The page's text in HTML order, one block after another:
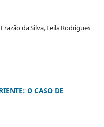
da Silva, Leila Rodrigues
O CASO DE